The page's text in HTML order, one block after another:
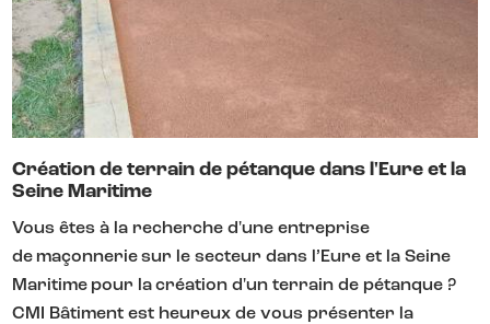
Création de terrain de pétanque dans l'Eure et la
Seine Maritime
Vous êtes à la recherche d'une entreprise
de maçonnerie sur le secteur dans l’Eure et la Seine
Maritime pour la création d'un terrain de pétanque ?
CMI Bâtiment est heureux de vous présenter la